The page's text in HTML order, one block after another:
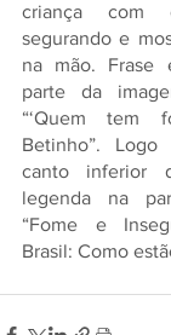
criança com
segurando e
na mão. Frase
parte da
“‘Quem tem
Betinho”.
canto inferior
legenda na
“Fome e
Brasil: Como